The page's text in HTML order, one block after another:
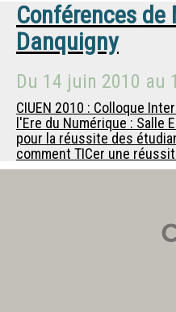
Conférences de
Danquigny
Du 14 juin 2010 au
CIUEN 2010 : Colloque
l'Ere du Numérique : Salle
pour la réussite des
comment TICer une